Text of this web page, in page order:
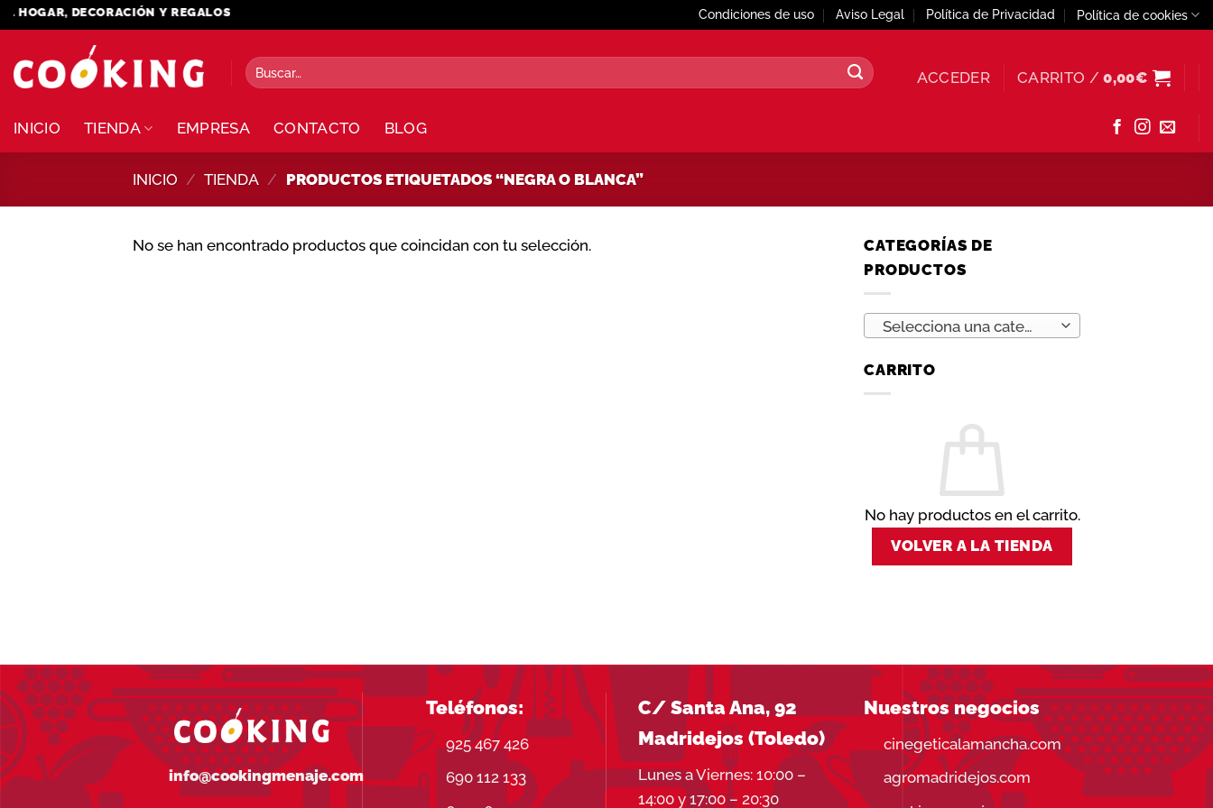
Saltar
al
contenido
DECORACIÓN Y REGALOS Condiciones de uso Aviso Legal Política de Privacidad Política de cookies
Buscar
por:
ACCEDER CARRITO /0,00€
INICIO TIENDA EMPRESA CONTACTO BLOG
INICIO / TIENDA / PRODUCTOS ETIQUETADOS “NEGRA O BLANCA”
No se han encontrado productos que coincidan con tu selección.
CATEGORÍAS DE
PRODUCTOS
Selecciona una categoría
CARRITO
No hay productos en el carrito.
VOLVER A LA TIENDA
info@cookingmenaje.com
Teléfonos:
925 467 426
690 112 133
C/ Santa Ana, 92
Madridejos (Toledo)
Lunes a Viernes: 10:00 –
14:00 y 17:00 – 20:30
Nuestros negocios
cinegeticalamancha.com
agromadridejos.com